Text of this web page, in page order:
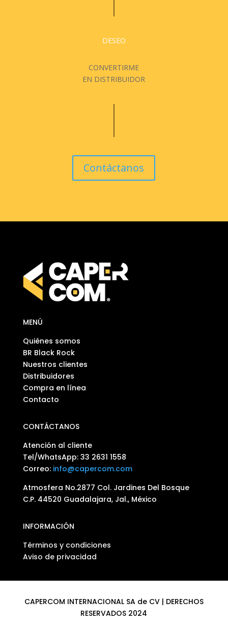
DESEO
CONVERTIRME
EN DISTRIBUIDOR
Contáctanos
MENÚ
Quiénes somos
BR Black Rock
Nuestros clientes
Distribuidores
Compra en línea
Contacto
CONTÁCTANOS
Atención al cliente
Tel/WhatsApp: 33 2631 1558
Correo: info@capercom.com
Atmosfera No.2877 Col. Jardines Del Bosque
C.P. 44520 Guadalajara, Jal., México
INFORMACIÓN
Términos y condiciones
Aviso de privacidad
CAPERCOM INTERNACIONAL SA de CV | DERECHOS
RESERVADOS 2024